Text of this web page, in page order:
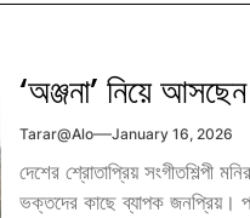
‘অঞ্জনা’ নিয়ে
Tarar@alo January 16, 2026
দেশের শ্রোতাপ্রিয় সংগীতশিল্পী
ভক্তদের কাছে ব্যাপক জনপ্রিয়।